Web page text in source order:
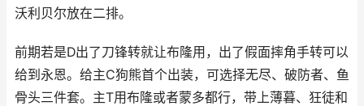
沃利贝尔放在二排。
前期若是D出了刀锋转就让布隆用，出了假面摔角手转可以
给到永恩。给主C狗熊首个出装，可选择无尽、破防者、鱼
骨头三件套。主T用布隆或者蒙多都行，带上薄暮、狂徒和